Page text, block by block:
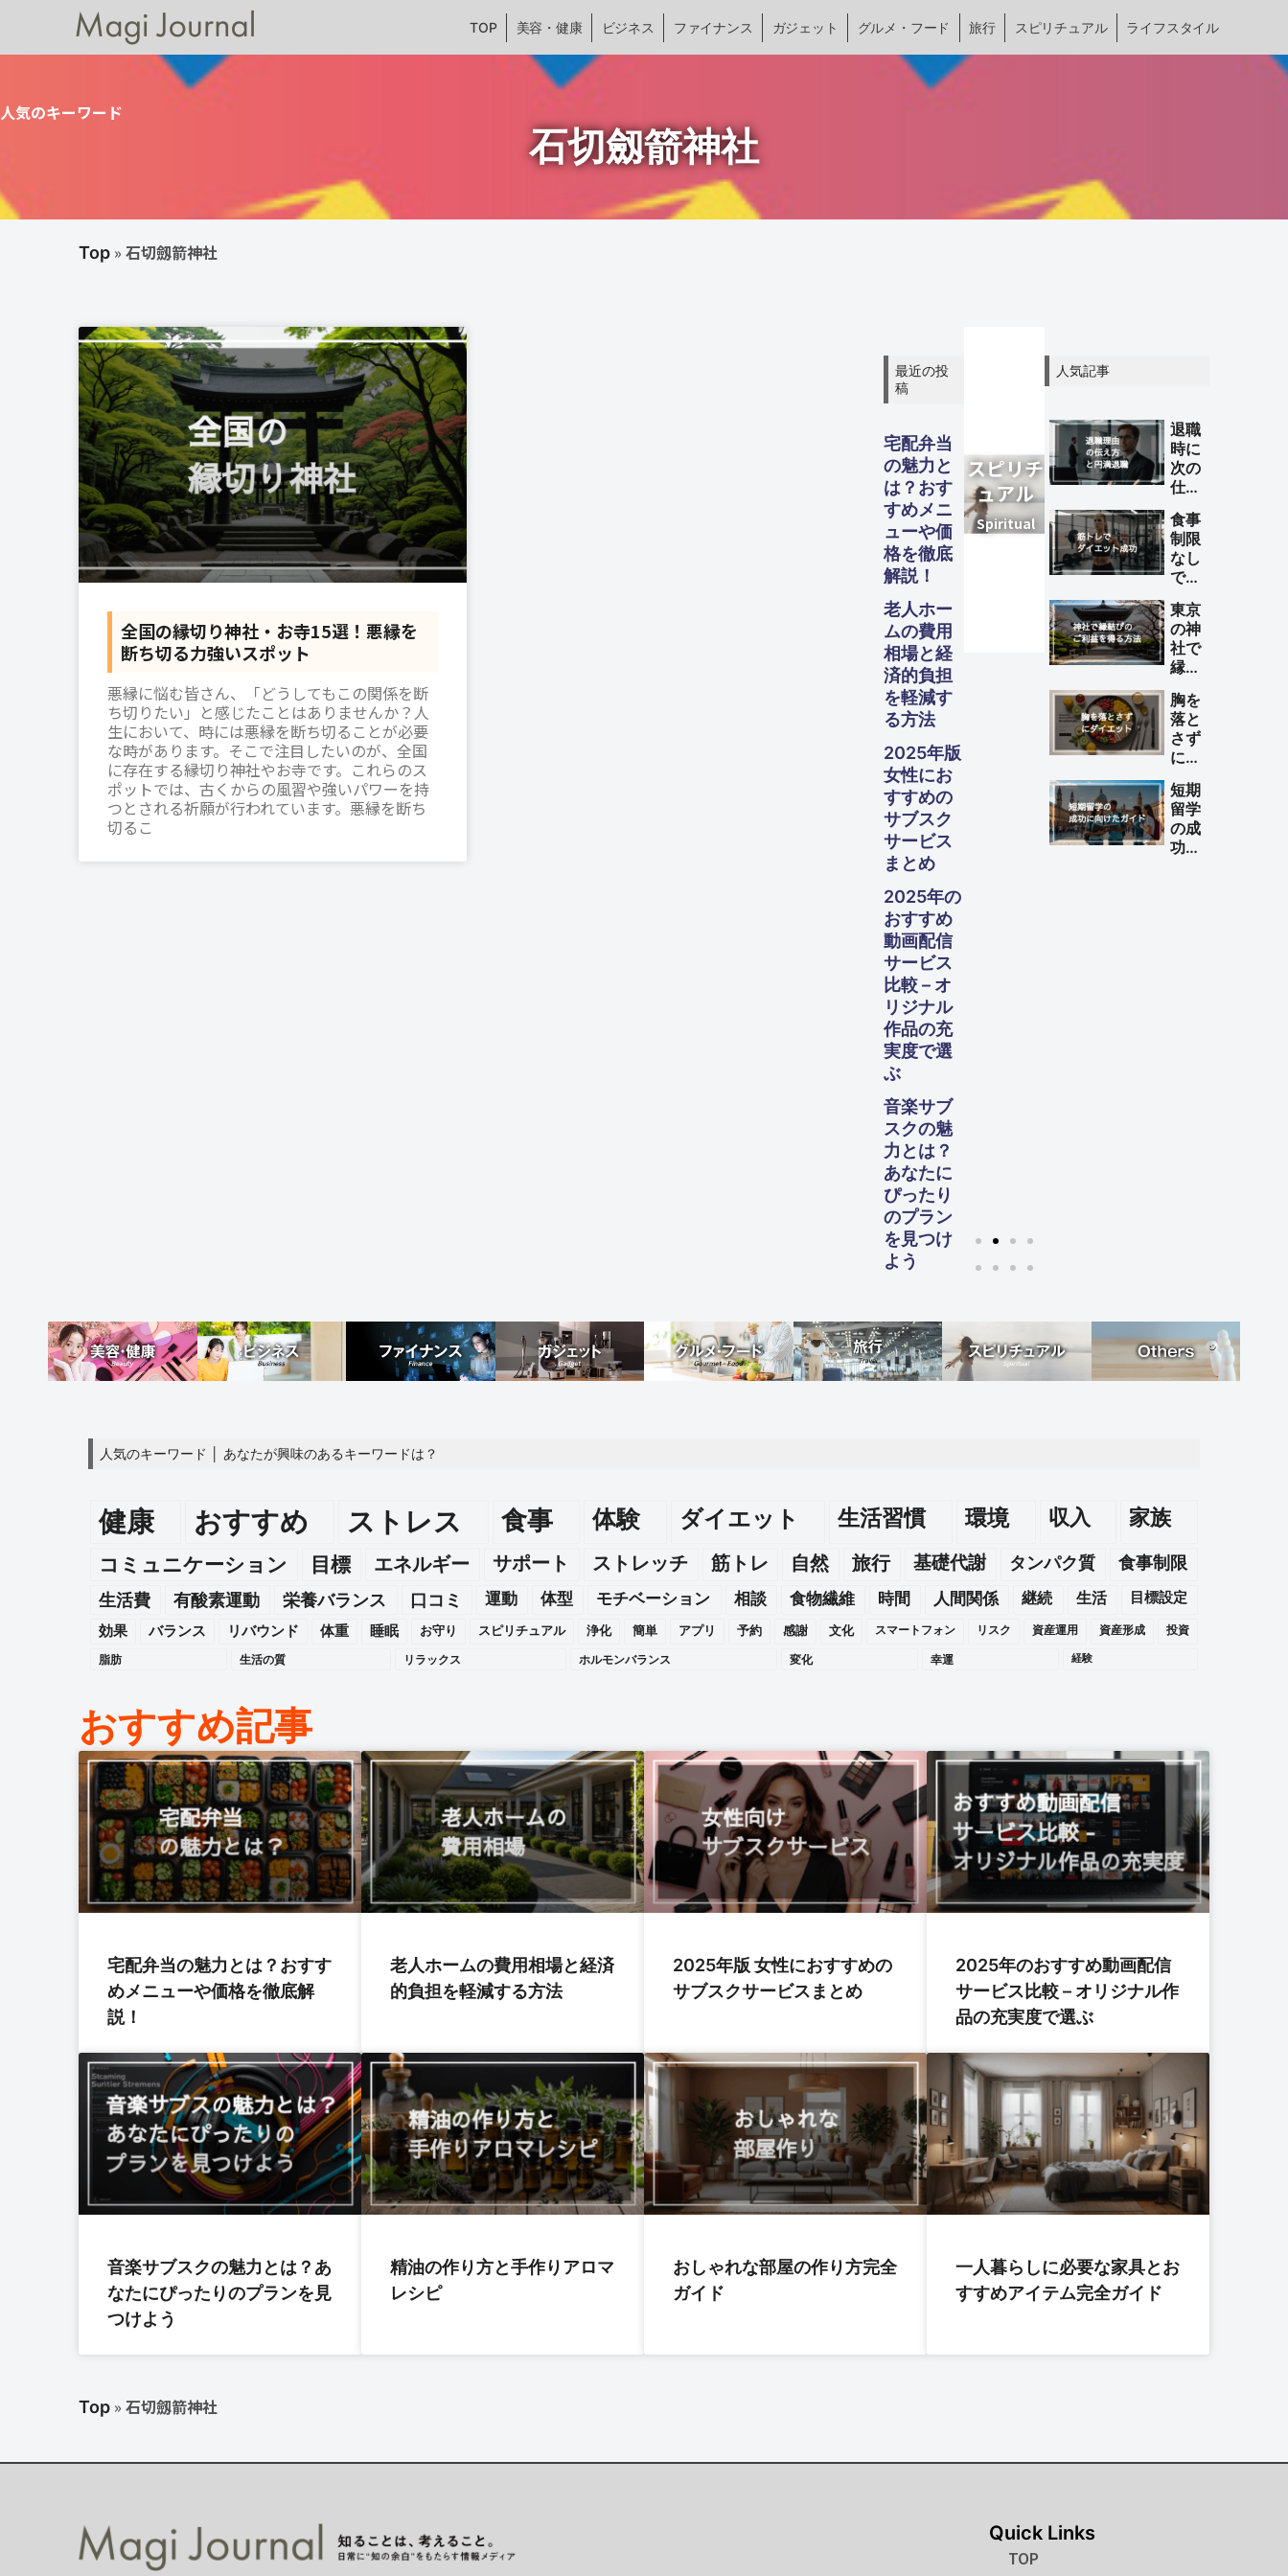
TOP 美容・健康 ビジネス ファイナンス ガジェット グルメ・フード 旅行 スピリチュアル ライフスタイル
人気のキーワード
石切劔箭神社
Top » 石切劔箭神社
全国の縁切り神社・お寺15選！悪縁を
断ち切る力強いスポット
悪縁に悩む皆さん、「どうしてもこの関係を断
ち切りたい」と感じたことはありませんか？人
生において、時には悪縁を断ち切ることが必要
な時があります。そこで注目したいのが、全国
に存在する縁切り神社やお寺です。これらのス
ポットでは、古くからの風習や強いパワーを持
つとされる祈願が行われています。悪縁を断ち
切るこ
最近の投
稿
宅配弁当
の魅力と
は？おす
すめメニ
ューや価
格を徹底
解説！
老人ホー
ムの費用
相場と経
済的負担
を軽減す
る方法
2025年版
女性にお
すすめの
サブスク
サービス
まとめ
2025年の
おすすめ
動画配信
サービス
比較 – オ
リジナル
作品の充
実度で選
ぶ
音楽サブ
スクの魅
力とは？
あなたに
ぴったり
のプラン
を見つけ
よう
人気記事
退職
時に
次の
仕事
まっ
てい
ない
理由
の伝
え方
と円
満退
職の
ため
のポ
イン
ト
食事
制限
なし
で筋
によ
るダ
イエ
ット
を成
功さ
せる
方法
東京
の神
社で
縁結
ご利
益を
得る
方法
胸を
落と
さず
にダ
ット
する
方法
短期
留学
の成
功に
人気のキーワード │ あなたが興味のあるキーワードは？
健康 おすすめ ストレス 食事 体験 ダイエット 生活習慣 環境 収入 家族
コミュニケーション 目標 エネルギー サポート ストレッチ 筋トレ 自然 旅行 基礎代謝 タンパク質
食事制限
生活費
有酸素運動 栄養バランス 口コミ 運動 体型 モチベーション 相談 食物繊維 時間 人間関係 継続 生活
目標設定
効果
バランス リバウンド 体重 睡眠 お守り スピリチュアル 浄化 簡単 アプリ 予約 感謝 文化 スマートフォン リスク 資産運用 資産形成 投資
脂肪 生活の質 リラックス ホルモンバランス 変化 幸運 経験
おすすめ記事
宅配弁当の魅力とは？おすす
めメニューや価格を徹底解
説！
老人ホームの費用相場と経済
的負担を軽減する方法
2025年版 女性におすすめの
サブスクサービスまとめ
2025年のおすすめ動画配信
サービス比較 – オリジナル作
品の充実度で選ぶ
音楽サブスクの魅力とは？あ
なたにぴったりのプランを見
つけよう
精油の作り方と手作りアロマ
レシピ
おしゃれな部屋の作り方完全
ガイド
一人暮らしに必要な家具とお
すすめアイテム完全ガイド
Top » 石切劔箭神社
Quick Links
TOP